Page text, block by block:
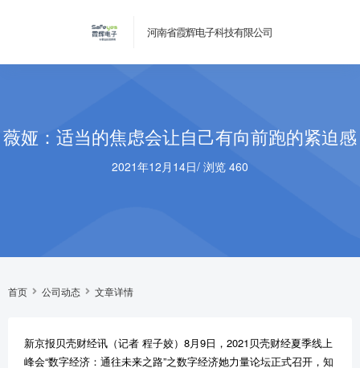
河南省霞辉电子科技有限公司
薇娅：适当的焦虑会让自己有向前跑的紧迫感
2021年12月14日/ 浏览 460
首页 公司动态 文章详情
新京报贝壳财经讯（记者 程子姣）8月9日，2021贝壳财经夏季线上
峰会“数字经济：通往未来之路”之数字经济她力量论坛正式召开，知